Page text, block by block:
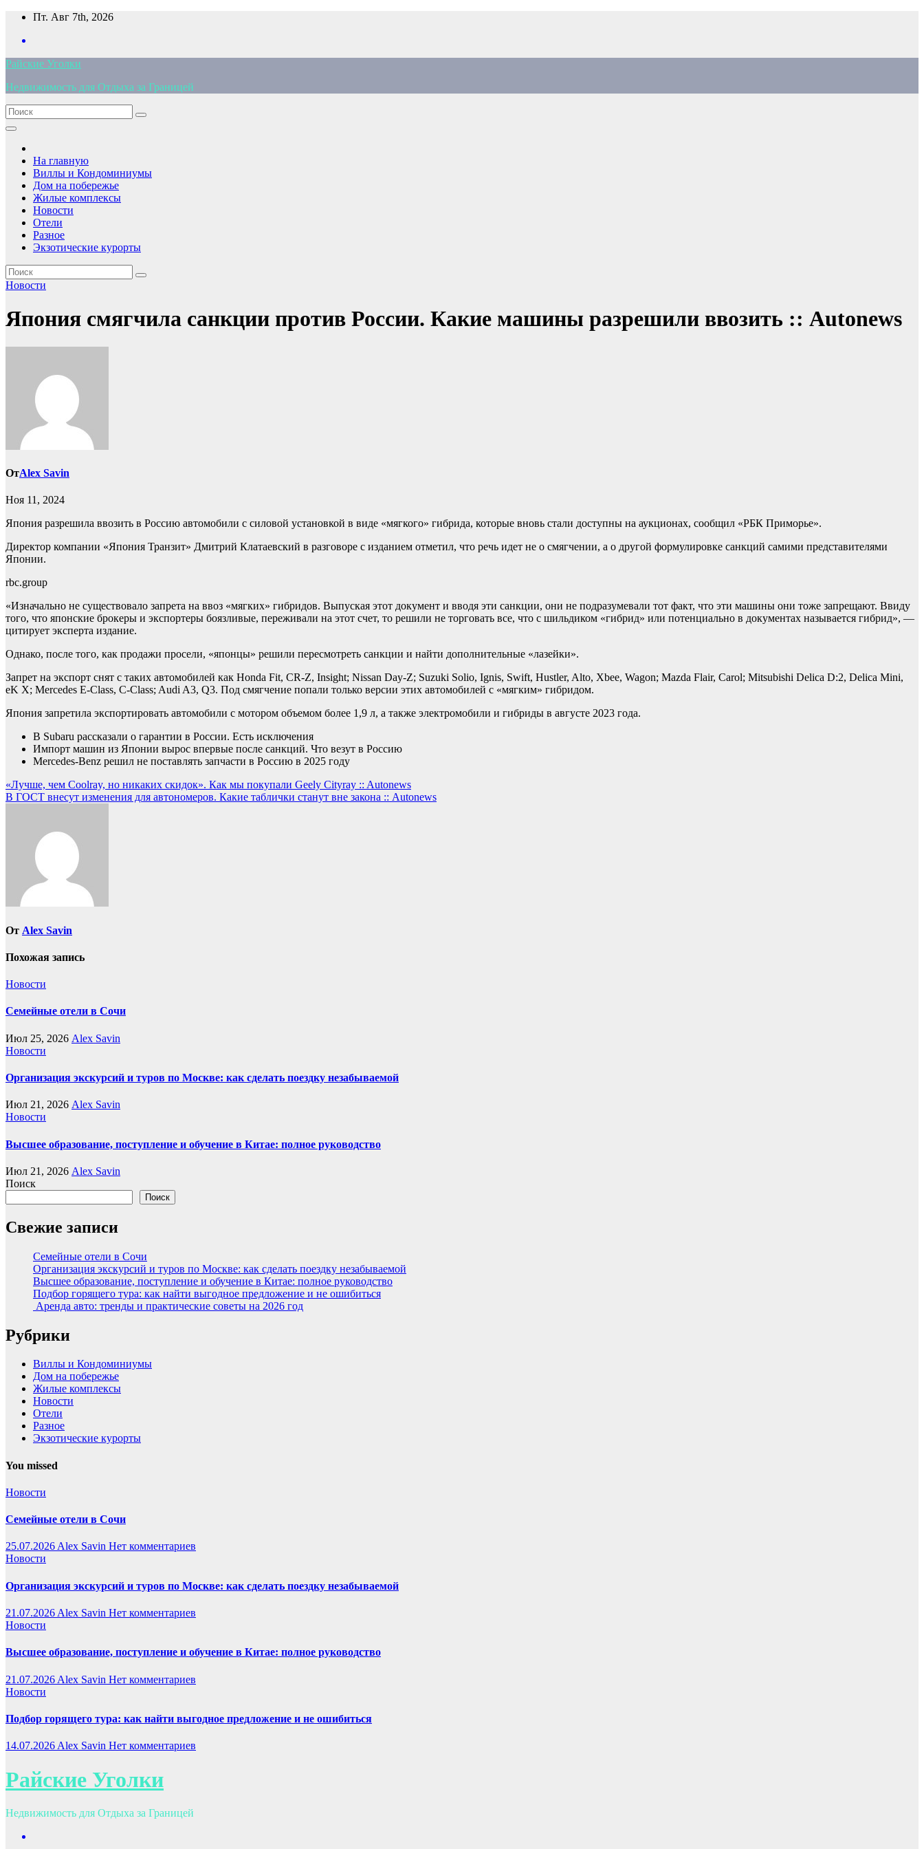
Перейти
содержимому
Пт. Авг 7th, 2026
Райские Уголки
Недвижимость для Отдыха за Границей
На главную
Виллы и Кондоминиумы
Дом на побережье
Жилые комплексы
Новости
Отели
Разное
Экзотические курорты
Новости
Япония смягчила санкции против России. Какие машины разрешили ввозить :: Autonews
ОтAlex Savin
Ноя 11, 2024
Япония разрешила ввозить в Россию автомобили с силовой установкой в виде «мягкого» гибрида, которые вновь стали доступны на аукционах, сообщил «РБК Приморье».
Директор компании «Япония Транзит» Дмитрий Клатаевский в разговоре с изданием отметил, что речь идет не о смягчении, а о другой формулировке санкций самими представителями
Японии.
rbc.group
«Изначально не существовало запрета на ввоз «мягких» гибридов. Выпуская этот документ и вводя эти санкции, они не подразумевали тот факт, что эти машины они тоже запрещают. Ввиду
того, что японские брокеры и экспортеры боязливые, переживали на этот счет, то решили не торговать все, что с шильдиком «гибрид» или потенциально в документах называется гибрид», —
цитирует эксперта издание.
Однако, после того, как продажи просели, «японцы» решили пересмотреть санкции и найти дополнительные «лазейки».
Запрет на экспорт снят с таких автомобилей как Honda Fit, CR-Z, Insight; Nissan Day-Z; Suzuki Solio, Ignis, Swift, Hustler, Alto, Xbee, Wagon; Mazda Flair, Carol; Mitsubishi Delica D:2, Delica Mini,
eK X; Mercedes E-Class, C-Class; Audi A3, Q3. Под смягчение попали только версии этих автомобилей с «мягким» гибридом.
Япония запретила экспортировать автомобили с мотором объемом более 1,9 л, а также электромобили и гибриды в августе 2023 года.
В Subaru рассказали о гарантии в России. Есть исключения
Импорт машин из Японии вырос впервые после санкций. Что везут в Россию
Mercedes-Benz решил не поставлять запчасти в Россию в 2025 году
Навигация
по
«Лучше, чем Coolray, но никаких скидок». Как мы покупали Geely Cityray :: Autonews
В ГОСТ внесут изменения для автономеров. Какие таблички станут вне закона :: Autonews
От Alex Savin
Похожая запись
Новости
Семейные отели в Сочи
Июл 25, 2026 Alex Savin
Новости
Организация экскурсий и туров по Москве: как сделать поездку незабываемой
Июл 21, 2026 Alex Savin
Новости
Высшее образование, поступление и обучение в Китае: полное руководство
Июл 21, 2026 Alex Savin
Поиск
Поиск
Свежие записи
Семейные отели в Сочи
Организация экскурсий и туров по Москве: как сделать поездку незабываемой
Высшее образование, поступление и обучение в Китае: полное руководство
Подбор горящего тура: как найти выгодное предложение и не ошибиться
Аренда авто: тренды и практические советы на 2026 год
Рубрики
Виллы и Кондоминиумы
Дом на побережье
Жилые комплексы
Новости
Отели
Разное
Экзотические курорты
You missed
Новости
Семейные отели в Сочи
25.07.2026Alex Savin Нет комментариев
Новости
Организация экскурсий и туров по Москве: как сделать поездку незабываемой
21.07.2026 Alex Savin Нет комментариев
Новости
Высшее образование, поступление и обучение в Китае: полное руководство
21.07.2026 Alex Savin Нет комментариев
Новости
Подбор горящего тура: как найти выгодное предложение и не ошибиться
14.07.2026 Alex Savin Нет комментариев
Райские Уголки
Недвижимость для Отдыха за Границей